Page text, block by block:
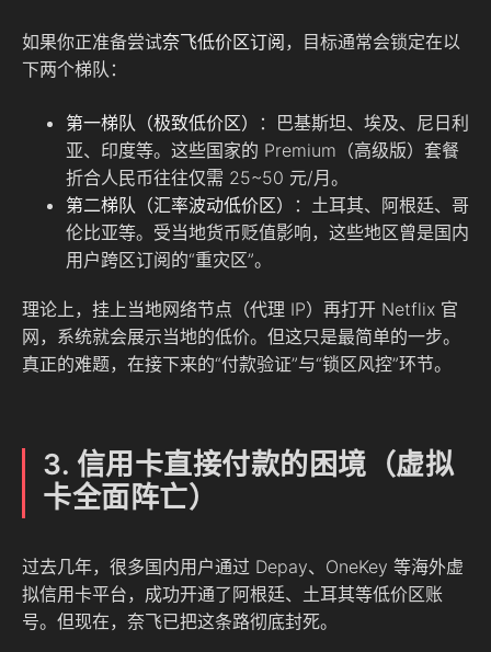
如果你正准备尝试奈飞低价区订阅，目标通常会锁定在以
下两个梯队：
第一梯队（极致低价区）
：巴基斯坦、埃及、尼日利
亚、印度等。这些国家的 Premium（高级版）套餐
折合人民币往往仅需 25~50 元/月。
第二梯队（汇率波动低价区）
：土耳其、阿根廷、哥
伦比亚等。受当地货币贬值影响，这些地区曾是国内
用户跨区订阅的“重灾区”。
理论上，挂上当地网络节点（代理 IP）再打开 Netflix 官
网，系统就会展示当地的低价。但这只是最简单的一步。
真正的难题，在接下来的“付款验证”与“锁区风控”环节。
3. 信用卡直接付款的困境（虚拟
卡全面阵亡）
过去几年，很多国内用户通过 Depay、OneKey 等海外虚
拟信用卡平台，成功开通了阿根廷、土耳其等低价区账
号。但现在，奈飞已把这条路彻底封死。